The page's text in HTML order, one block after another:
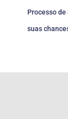
Processo
suas